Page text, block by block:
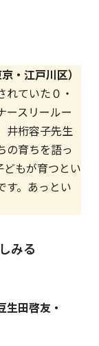
・江戸川区）
ていた０・
ースリールー
井桁容子先生
の育ちを語っ
どもが育つとい
す。あっとい
みる
田啓友・